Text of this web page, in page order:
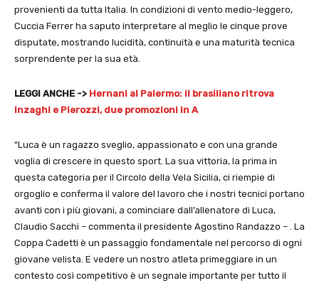
provenienti da tutta Italia. In condizioni di vento medio-leggero,
Cuccia Ferrer ha saputo interpretare al meglio le cinque prove
disputate, mostrando lucidità, continuità e una maturità tecnica
sorprendente per la sua età.
LEGGI ANCHE -> Hernani al Palermo: il brasiliano ritrova
Inzaghi e Pierozzi, due promozioni in A
“Luca è un ragazzo sveglio, appassionato e con una grande
voglia di crescere in questo sport. La sua vittoria, la prima in
questa categoria per il Circolo della Vela Sicilia, ci riempie di
orgoglio e conferma il valore del lavoro che i nostri tecnici portano
avanti con i più giovani, a cominciare dall’allenatore di Luca,
Claudio Sacchi – commenta il presidente Agostino Randazzo – . La
Coppa Cadetti è un passaggio fondamentale nel percorso di ogni
giovane velista. E vedere un nostro atleta primeggiare in un
contesto così competitivo è un segnale importante per tutto il